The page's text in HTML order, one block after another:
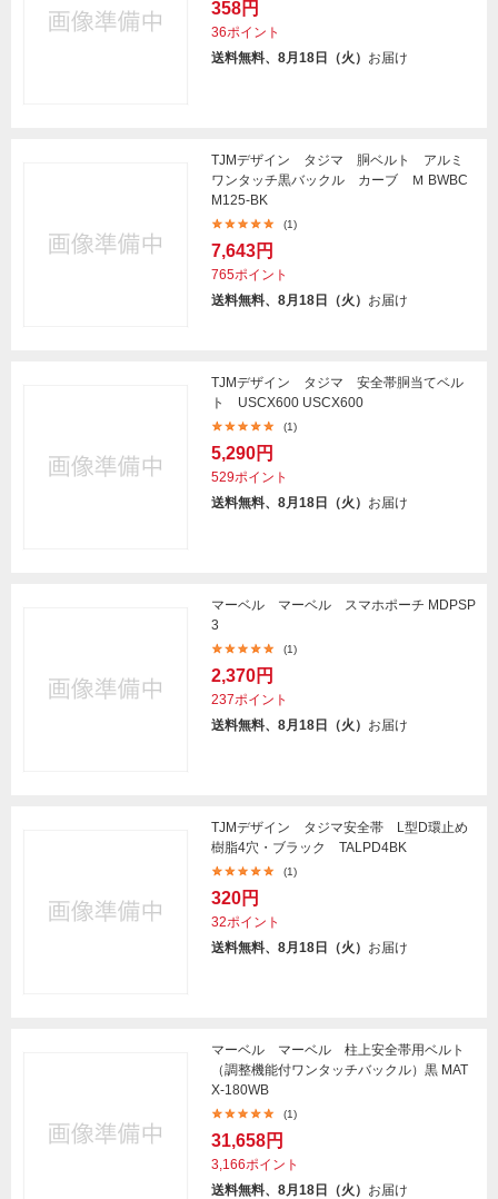
358円
36ポイント
送料無料、8月18日（火） お届け
TJMデザイン タジマ 胴ベルト アルミ
ワンタッチ黒バックル カーブ Ｍ BWBC
M125-BK
(1)
7,643円
765ポイント
送料無料、8月18日（火） お届け
TJMデザイン タジマ 安全帯胴当てベル
ト USCX600 USCX600
(1)
5,290円
529ポイント
送料無料、8月18日（火） お届け
マーベル マーベル スマホポーチ MDPSP
3
(1)
2,370円
237ポイント
送料無料、8月18日（火） お届け
TJMデザイン タジマ安全帯 L型D環止め
樹脂4穴・ブラック TALPD4BK
(1)
320円
32ポイント
送料無料、8月18日（火） お届け
マーベル マーベル 柱上安全帯用ベルト
（調整機能付ワンタッチバックル）黒 MAT
X-180WB
(1)
31,658円
3,166ポイント
送料無料、8月18日（火） お届け